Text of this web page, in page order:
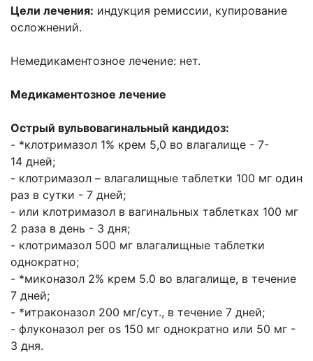
Цели лечения: индукция ремиссии, купирование
осложнений.
Немедикаментозное лечение: нет.
Медикаментозное лечение
Острый вульвовагинальный кандидоз:
- *клотримазол 1% крем 5,0 во влагалище - 7-
14 дней;
- клотримазол – влагалищные таблетки 100 мг один
раз в сутки - 7 дней;
- или клотримазол в вагинальных таблетках 100 мг
2 раза в день - 3 дня;
- клотримазол 500 мг влагалищные таблетки
однократно;
- *миконазол 2% крем 5.0 во влагалище, в течение
7 дней;
- *итраконазол 200 мг/сут., в течение 7 дней;
- флуконазол per os 150 мг однократно или 50 мг -
3 дня.